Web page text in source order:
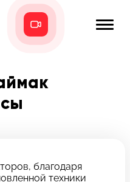
благодаря
техники